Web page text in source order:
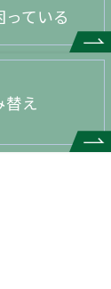
ている
替え